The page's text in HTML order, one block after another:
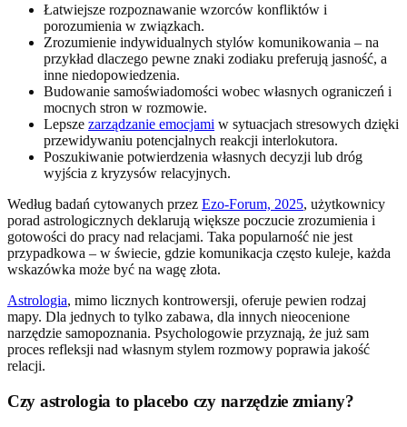
Łatwiejsze rozpoznawanie wzorców konfliktów i
porozumienia w związkach.
Zrozumienie indywidualnych stylów komunikowania – na
przykład dlaczego pewne znaki zodiaku preferują jasność, a
inne niedopowiedzenia.
Budowanie samoświadomości wobec własnych ograniczeń i
mocnych stron w rozmowie.
Lepsze zarządzanie emocjami w sytuacjach stresowych dzięki
przewidywaniu potencjalnych reakcji interlokutora.
Poszukiwanie potwierdzenia własnych decyzji lub dróg
wyjścia z kryzysów relacyjnych.
Według badań cytowanych przez Ezo-Forum, 2025, użytkownicy
porad astrologicznych deklarują większe poczucie zrozumienia i
gotowości do pracy nad relacjami. Taka popularność nie jest
przypadkowa – w świecie, gdzie komunikacja często kuleje, każda
wskazówka może być na wagę złota.
Astrologia, mimo licznych kontrowersji, oferuje pewien rodzaj
mapy. Dla jednych to tylko zabawa, dla innych nieocenione
narzędzie samopoznania. Psychologowie przyznają, że już sam
proces refleksji nad własnym stylem rozmowy poprawia jakość
relacji.
Czy astrologia to placebo czy narzędzie zmiany?